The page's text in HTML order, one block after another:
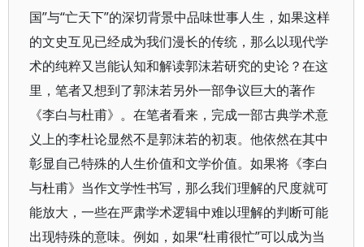
国”与“亡天下”的深切背景中品味世事人生，如果这样
的文史互见已经成为我们漫长的传统，那么以现代学
术的纯粹又岂能认知和解读郭沫若研究的史论？在这
里，笔者又想到了郭沫若另外一部争议巨大的著作
《李白与杜甫》。在笔者看来，完成一部古典学术意
义上的李杜论显然不是郭沫若的初衷。他依然在其中
彰显自己特殊的人生价值和文学价值。如果将《李白
与杜甫》当作文学性书写，那么我们理解的尺度就可
能放大，一些在严肃学术逻辑中难以理解的判断可能
出现特殊的意味。例如，如果“杜甫很忙”可以成为当